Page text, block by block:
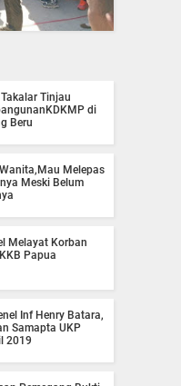
Tinjau
di
Beru
Melepas
Meski Belum
Melayat Korban
Papua
Inf Henry Batara,
Samapta UKP
2019